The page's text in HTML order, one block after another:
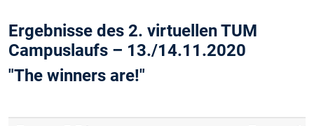
Ergebnisse des 2. virtuellen TUM
Campuslaufs – 13./14.11.2020
"The winners are!"